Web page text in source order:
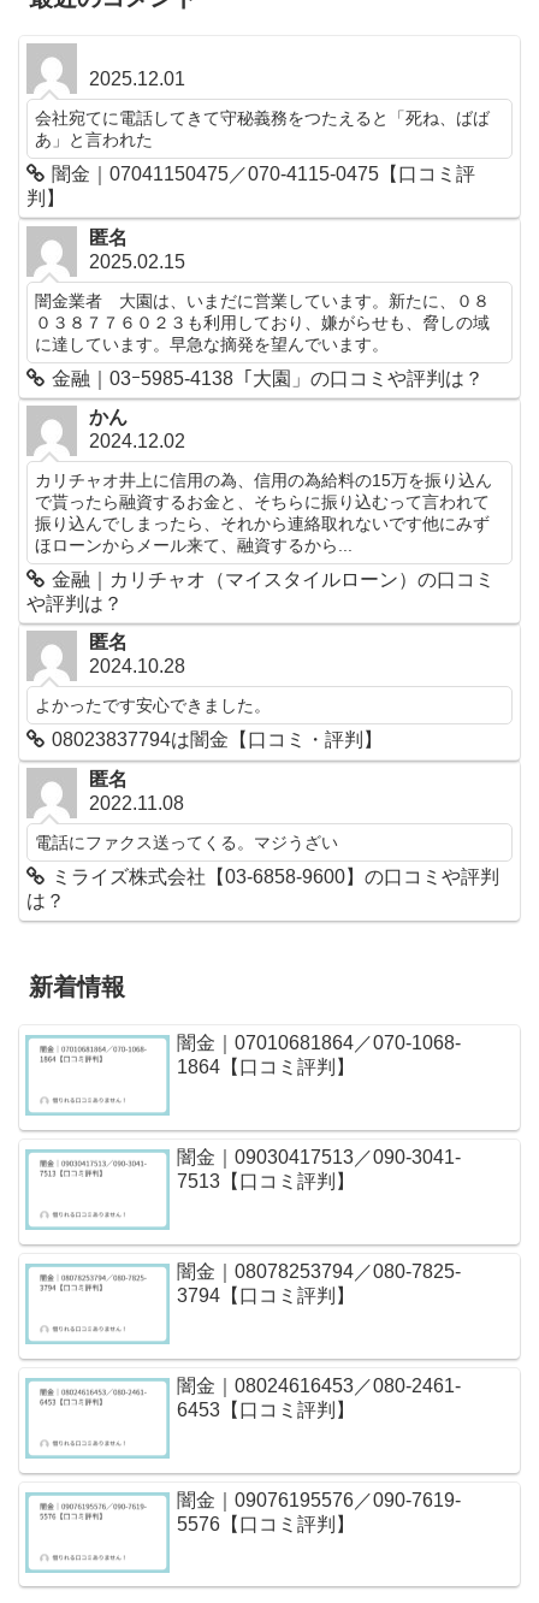
2025.12.01
会社宛てに電話してきて守秘義務をつたえると「死ね、ばば
あ」と言われた
闇金｜07041150475／070-4115-0475【口コミ評
判】
匿名
2025.02.15
闇金業者 大園は、いまだに営業しています。新たに、０８
０３８７７６０２３も利用しており、嫌がらせも、脅しの域
に達しています。早急な摘発を望んでいます。
金融｜03ｰ5985-4138「大園」の口コミや評判は？
かん
2024.12.02
カリチャオ井上に信用の為、信用の為給料の15万を振り込ん
で貰ったら融資するお金と、そちらに振り込むって言われて
振り込んでしまったら、それから連絡取れないです他にみず
ほローンからメール来て、融資するから...
金融｜カリチャオ（マイスタイルローン）の口コミ
や評判は？
匿名
2024.10.28
よかったです安心できました。
08023837794は闇金【口コミ・評判】
匿名
2022.11.08
電話にファクス送ってくる。マジうざい
ミライズ株式会社【03-6858-9600】の口コミや評判
は？
新着情報
闇金｜07010681864／070-1068-
1864【口コミ評判】
闇金｜09030417513／090-3041-
7513【口コミ評判】
闇金｜08078253794／080-7825-
3794【口コミ評判】
闇金｜08024616453／080-2461-
6453【口コミ評判】
闇金｜09076195576／090-7619-
5576【口コミ評判】